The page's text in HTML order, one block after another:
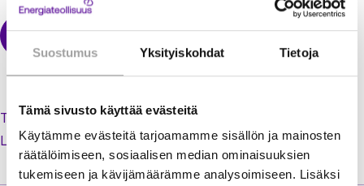
Suostumus Yksityiskohdat Tietoja
Tämä sivusto käyttää evästeitä
Käytämme evästeitä tarjoamamme sisällön ja mainosten
räätälöimiseen, sosiaalisen median ominaisuuksien
tukemiseen ja kävijämäärämme analysoimiseen. Lisäksi
Tilaa uusi salasana unohtuneen tilalle
Luo käyttäjätili jäsenextraan